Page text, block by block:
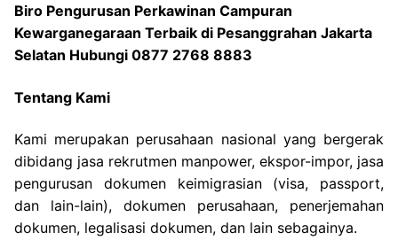
Biro Pengurusan Perkawinan Campuran
Kewarganegaraan Terbaik di Pesanggrahan Jakarta
Selatan Hubungi 0877 2768 8883
Tentang Kami
Kami merupakan perusahaan nasional yang bergerak
dibidang jasa rekrutmen manpower, ekspor-impor, jasa
pengurusan dokumen keimigrasian (visa, passport,
dan lain-lain), dokumen perusahaan, penerjemahan
dokumen, legalisasi dokumen, dan lain sebagainya.